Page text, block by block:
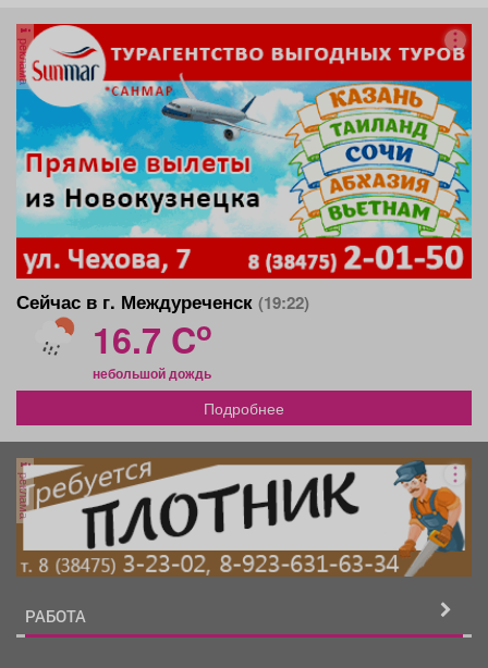
реклама
Сейчас в г. Междуреченск (19:22)
16.7 Co
небольшой дождь
Подробнее
реклама
РАБОТА